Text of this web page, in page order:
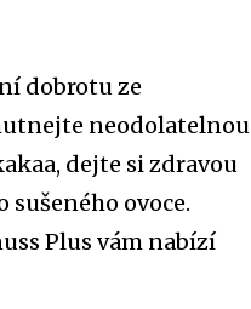
dobrotu ze
neodolatelnou
dejte si zdravou
sušeného ovoce.
Plus vám nabízí